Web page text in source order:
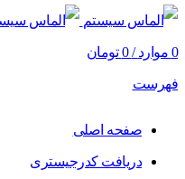
0 موارد /
0 تومان
فهرست
صفحه اصلی
دریافت کدرجیستری